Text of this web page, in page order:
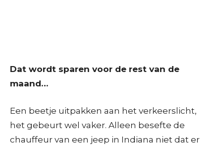
Dat wordt sparen voor de rest van de
maand…
Een beetje uitpakken aan het verkeerslicht,
het gebeurt wel vaker. Alleen besefte de
chauffeur van een jeep in Indiana niet dat er